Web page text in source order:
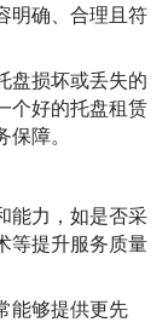
明确、合理且符
盘损坏或丢失的
个好的托盘租赁
障。
能力，如是否采
等提升服务质量
能够提供更先